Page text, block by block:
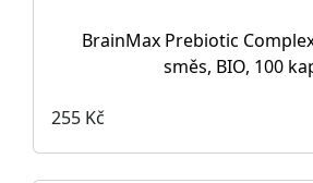
BrainMax Prebiotic
směs, BIO, 100
255 Kč